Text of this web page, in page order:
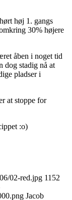
høj 1. gangs
30% højere
åben i noget tid
dog stadig nå at
pladser i
at stoppe for
:o)
02-red.jpg 1152
Jacob